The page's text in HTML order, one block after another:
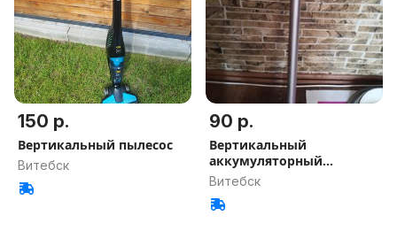
150 р.
Вертикальный пылесос
Витебск
90 р.
Вертикальный
аккумуляторный
пылесос Karcher KVA 2
Витебск